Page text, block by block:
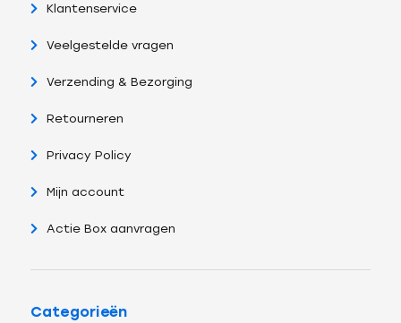
Klantenservice
Veelgestelde vragen
Verzending & Bezorging
Retourneren
Privacy Policy
Mijn account
Actie Box aanvragen
Categorieën